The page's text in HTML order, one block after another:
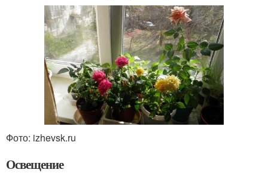
Фото: izhevsk.ru
Освещение